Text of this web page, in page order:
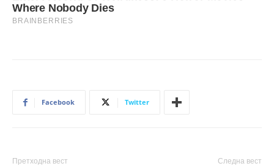
Facebook Twitter
Претходна вест Следна вест